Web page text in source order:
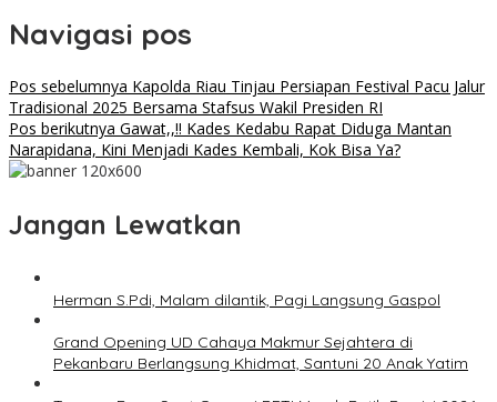
Navigasi pos
Pos sebelumnya Kapolda Riau Tinjau Persiapan Festival Pacu Jalur
Tradisional 2025 Bersama Stafsus Wakil Presiden RI
Pos berikutnya Gawat,,!! Kades Kedabu Rapat Diduga Mantan
Narapidana, Kini Menjadi Kades Kembali, Kok Bisa Ya?
Jangan Lewatkan
Herman S.Pdi, Malam dilantik, Pagi Langsung Gaspol
Grand Opening UD Cahaya Makmur Sejahtera di
Pekanbaru Berlangsung Khidmat, Santuni 20 Anak Yatim